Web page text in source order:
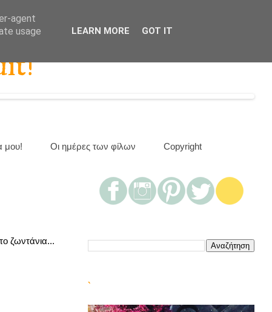
μου! Οι ημέρες των φίλων Copyright
ζωντάνια...
`
agent
usage
LEARN MORE GOT IT